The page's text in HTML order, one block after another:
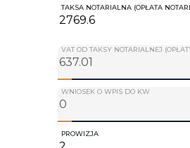
TAKSA NOTARIALNA (OPŁATA
VAT OD TAKSY NOTARIALNEJ
WNIOSEK O WPIS DO KW
PROWIZJA